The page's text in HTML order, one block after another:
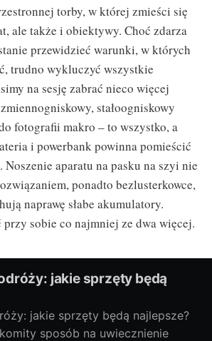
torby, w której zmieści się
ale także i obiektywy. Choć zdarza
przewidzieć warunki, w których
trudno wykluczyć wszystkie
na sesję zabrać nieco więcej
stałoogniskowy
fotografii makro – to wszystko, a
i powerbank powinna pomieścić
Noszenie aparatu na pasku na szyi nie
ponadto bezlusterkowce,
naprawę słabe akumulatory.
przy sobie co najmniej ze dwa więcej.
jakie sprzęty będą
jakie sprzęty będą najlepsze?
sposób na uwiecznienie